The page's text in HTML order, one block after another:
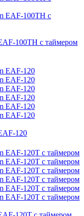
100TH с таймером
120